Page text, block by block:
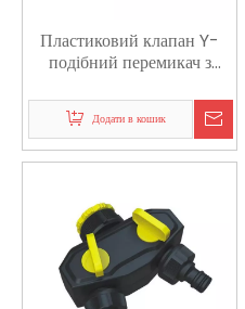
Пластиковий клапан Y-
подібний перемикач з
кухонного крана
Додати в кошик